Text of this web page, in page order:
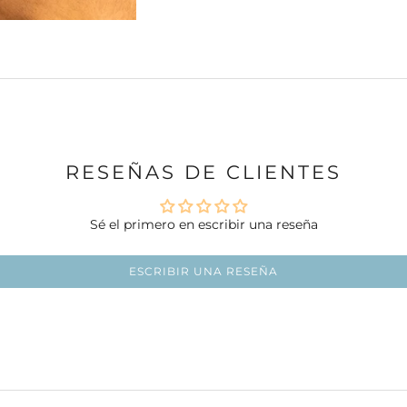
RESEÑAS DE CLIENTES
Sé el primero en escribir una reseña
ESCRIBIR UNA RESEÑA